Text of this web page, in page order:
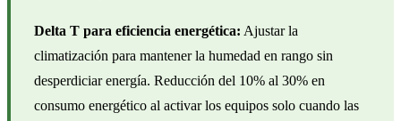
Delta T para eficiencia energética: Ajustar la
climatización para mantener la humedad en rango sin
desperdiciar energía. Reducción del 10% al 30% en
consumo energético al activar los equipos solo cuando las